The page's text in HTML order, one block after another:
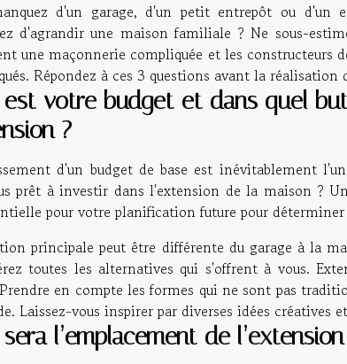
d'un garage, d'un petit entrepôt ou d'un
d'agrandir une maison familiale ? Ne sous-
une maçonnerie compliquée et les constructeurs
Répondez à ces 3 questions avant la
est votre budget et dans quel
?
d'un budget de base est inévitablement
prêt à investir dans l'extension de la maison ?
pour votre planification future pour
principale peut être différente du garage à la
toutes les alternatives qui s'offrent à vous.
en compte les formes qui ne sont pas
Laissez-vous inspirer par diverses idées créatives
l’emplacement de